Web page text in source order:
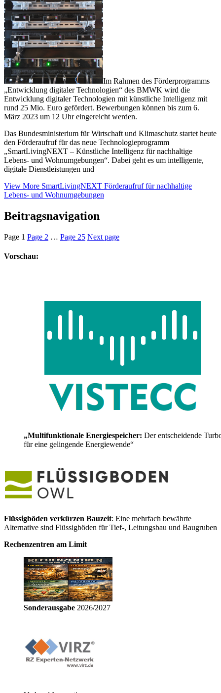
Im Rahmen des Förderprogramms
„Entwicklung digitaler Technologien“ des BMWK wird die
Entwicklung digitaler Technologien mit künstliche Intelligenz mit
rund 25 Mio. Euro gefördert. Bewerbungen können bis zum 6.
März 2023 um 12 Uhr eingereicht werden.
Das Bundesministerium für Wirtschaft und Klimaschutz startet heute
den Förderaufruf für das neue Technologieprogramm
„SmartLivingNEXT – Künstliche Intelligenz für nachhaltige
Lebens- und Wohnumgebungen“. Dabei geht es um intelligente,
digitale Dienstleistungen und
View More SmartLivingNEXT Förderaufruf für nachhaltige
Lebens- und Wohnumgebungen
Beitragsnavigation
Page 1 Page 2 … Page 25 Next page
Vorschau:
„Multifunktionale Energiespeicher: Der entscheidende
für eine gelingende Energiewende“
Flüssigböden verkürzen Bauzeit: Eine mehrfach bewährte
Alternative sind Flüssigböden für Tief-, Leitungsbau und Baugruben
Rechenzentren am Limit
Sonderausgabe 2026/2027